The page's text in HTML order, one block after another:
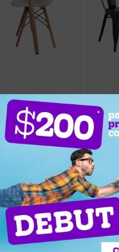
Mesa
UYU
de
Llega